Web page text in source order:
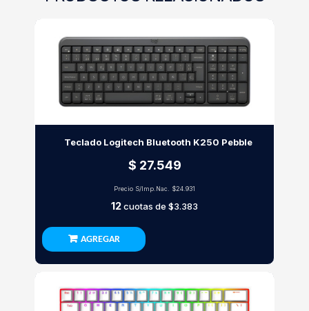
Teclado Logitech Bluetooth K250 Pebble
$ 27.549
Precio S/Imp.Nac. $24.931
12cuotas de $3.383
AGREGAR